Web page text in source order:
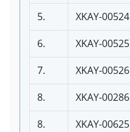
5. XKAY-00524
6.
XKAY-00525
7.
XKAY-00526
8.
XKAY-00286
8.
XKAY-00625